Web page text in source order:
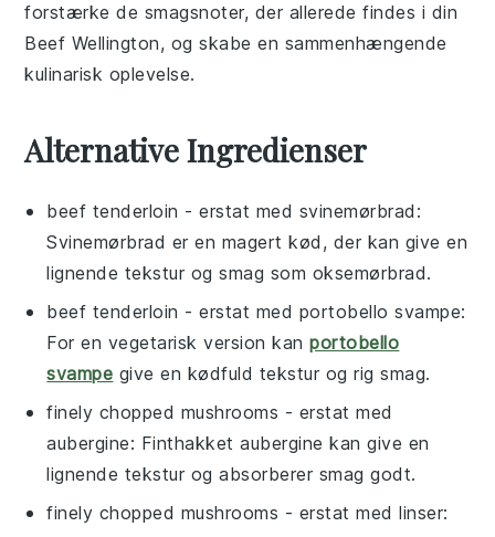
forstærke de smagsnoter, der allerede findes i din
Beef Wellington, og skabe en sammenhængende
kulinarisk oplevelse.
Alternative Ingredienser
beef tenderloin - erstat med svinemørbrad :
Svinemørbrad er en magert kød, der kan give en
lignende tekstur og smag som oksemørbrad.
beef tenderloin - erstat med portobello svampe:
For en vegetarisk version kanportobello
svampe give en kødfuld tekstur og rig smag.
finely chopped mushrooms - erstat med
aubergine: Finthakket aubergine kan give en
lignende tekstur og absorberer smag godt.
finely chopped mushrooms - erstat medlinser: